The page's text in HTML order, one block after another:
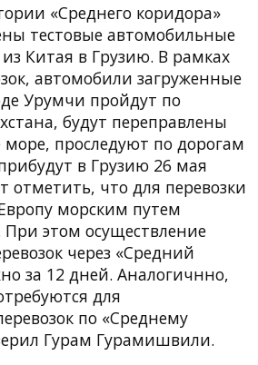
«Среднего коридора»
тестовые автомобильные
из Китая в Грузию. В рамках
автомобили загруженные
Урумчи пройдут по
будут переправлены
море, проследуют по дорогам
в Грузию 26 мая
отметить, что для перевозки
морским путем
При этом осуществление
через «Средний
за 12 дней. Аналогичнно,
для
по «Среднему
Гурам Гурамишвили.